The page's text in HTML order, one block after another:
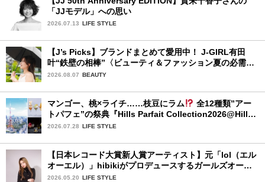
「JJモデル」への思い
2026.07.13 LIFE STYLE
【J’s Picks】ブランドまとめて愛用中！ J-GIRL有田
叶“鉄壁の相棒”〈ビューティ＆ファッション夏の必需
品〉
2026.08.07 BEAUTY
マンゴー、桃×ライチ……枝豆にラム
全12種類”アー
トパフェ”の祭典『Hills Parfait Collection2026@Hills
House』
2026.07.28 LIFE STYLE
【日本レコード大賞新人賞アーティスト】元「lol（エル
オーエル）」hibikiがプロデュースするガールズオーデ
ィションが始動！ 応募は5月31日（日）まで
2026.05.20 LIFE STYLE